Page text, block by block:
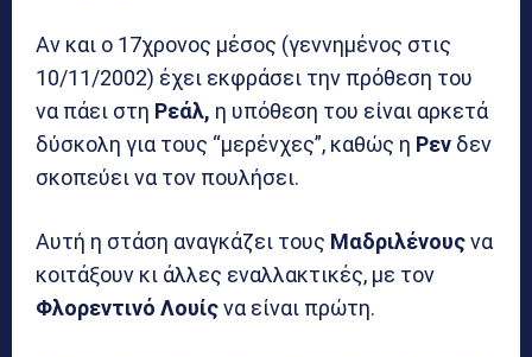
Αν και ο 17χρονος μέσος (γεννημένος στις
10/11/2002) έχει εκφράσει την πρόθεση του
να πάει στη Ρεάλ, η υπόθεση του είναι αρκετά
δύσκολη για τους “μερένχες”, καθώς η Ρεν δεν
σκοπεύει να τον πουλήσει.
Αυτή η στάση αναγκάζει τους Μαδριλένουςνα
κοιτάξουν κι άλλες εναλλακτικές, με τον
Φλορεντινό Λουίςνα είναι πρώτη.